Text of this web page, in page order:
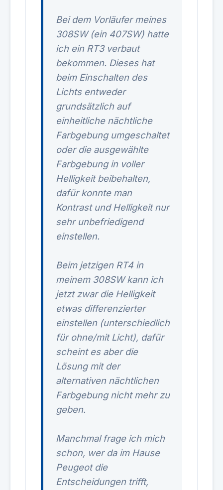
Bei dem Vorläufer meines
308SW (ein 407SW) hatte
ich ein RT3 verbaut
bekommen. Dieses hat
beim Einschalten des
Lichts entweder
grundsätzlich auf
einheitliche nächtliche
Farbgebung umgeschaltet
oder die ausgewählte
Farbgebung in voller
Helligkeit beibehalten,
dafür konnte man
Kontrast und Helligkeit nur
sehr unbefriedigend
einstellen.
Beim jetzigen RT4 in
meinem 308SW kann ich
jetzt zwar die Helligkeit
etwas differenzierter
einstellen (unterschiedlich
für ohne/mit Licht), dafür
scheint es aber die
Lösung mit der
alternativen nächtlichen
Farbgebung nicht mehr zu
geben.
Manchmal frage ich mich
schon, wer da im Hause
Peugeot die
Entscheidungen trifft,